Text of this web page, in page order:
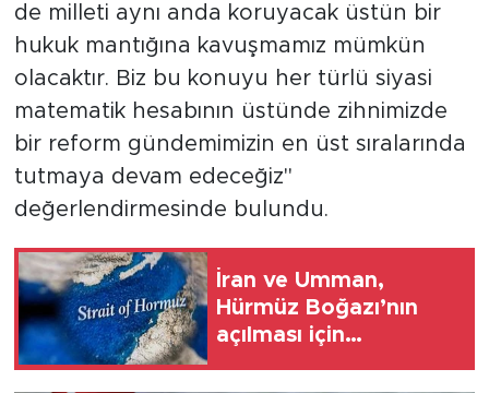
de milleti aynı anda koruyacak üstün bir
hukuk mantığına kavuşmamız mümkün
olacaktır. Biz bu konuyu her türlü siyasi
matematik hesabının üstünde zihnimizde
bir reform gündemimizin en üst sıralarında
tutmaya devam edeceğiz"
değerlendirmesinde bulundu.
İran ve Umman,
Hürmüz Boğazı’nın
açılması için